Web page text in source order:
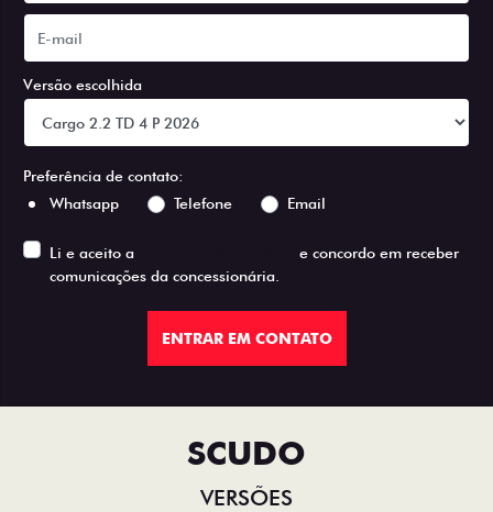
Versão escolhida
Preferência de contato:
Whatsapp
Telefone Email
Li e aceito a
e concordo em receber
comunicações da concessionária.
ENTRAR EM CONTATO
SCUDO
VERSÕES